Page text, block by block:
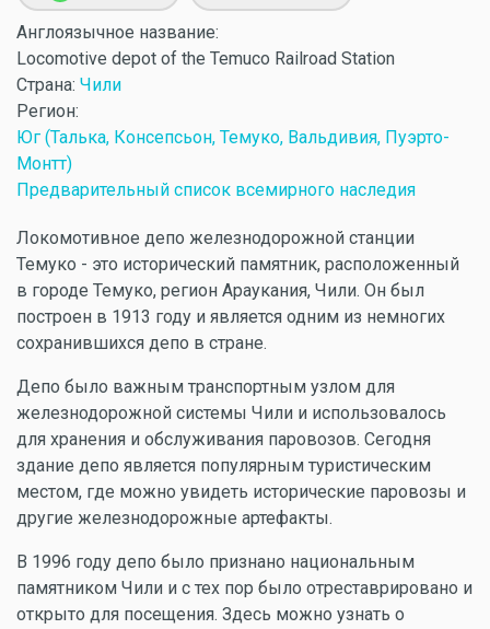
Англоязычное название:
Locomotive depot of the Temuco Railroad Station
Страна: Чили
Регион:
Юг (Талька, Консепсьон, Темуко, Вальдивия, Пуэрто-
Монтт)
Предварительный список всемирного наследия
Локомотивное депо железнодорожной станции
Темуко - это исторический памятник, расположенный
в городе Темуко, регион Араукания, Чили. Он был
построен в 1913 году и является одним из немногих
сохранившихся депо в стране.
Депо было важным транспортным узлом для
железнодорожной системы Чили и использовалось
для хранения и обслуживания паровозов. Сегодня
здание депо является популярным туристическим
местом, где можно увидеть исторические паровозы и
другие железнодорожные артефакты.
В 1996 году депо было признано национальным
памятником Чили и с тех пор было отреставрировано и
открыто для посещения. Здесь можно узнать о